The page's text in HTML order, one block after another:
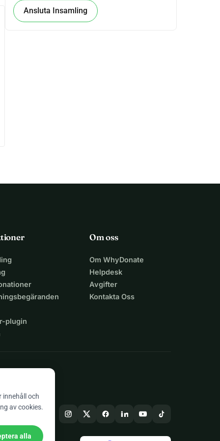
Ansluta Insamling
plugin
Om oss
Om WhyDonate
Helpdesk
Avgifter
Kontakta Oss
innehåll och
av cookies.
alla